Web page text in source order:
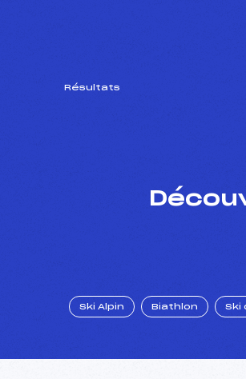
Résultats
Ski Alpin Biathlon Ski